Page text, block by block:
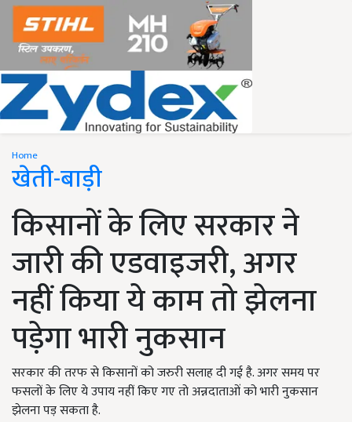
Home
खेती-बाड़ी
किसानों के लिए सरकार ने
जारी की एडवाइजरी, अगर
नहीं किया ये काम तो झेलना
पड़ेगा भारी नुकसान
सरकार की तरफ से किसानों को जरुरी सलाह दी गई है. अगर समय पर
फसलों के लिए ये उपाय नहीं किए गए तो अन्नदाताओं को भारी नुकसान
झेलना पड़ सकता है.